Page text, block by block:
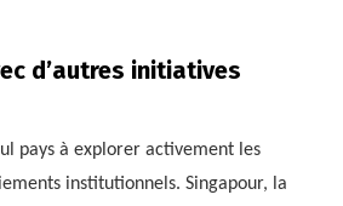
d’autres initiatives
pays à explorer activement les
institutionnels. Singapour, la